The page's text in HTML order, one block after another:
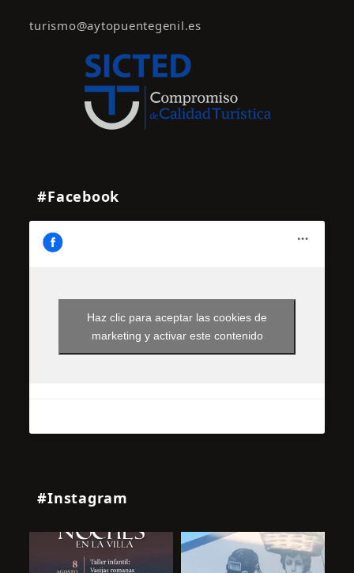
turismo@aytopuentegenil.es
#Facebook
Haz clic para aceptar las cookies de
marketing y activar este contenido
#Instagram